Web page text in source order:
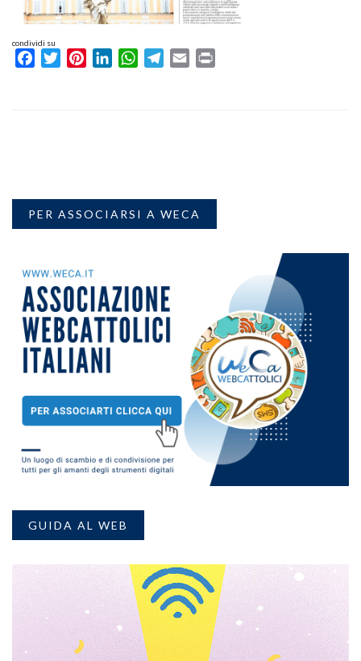
condividi su
FacebookTwitterPinterestLinkedInWhatsAppTelegram
Email
PER ASSOCIARSI A WECA
GUIDA AL WEB